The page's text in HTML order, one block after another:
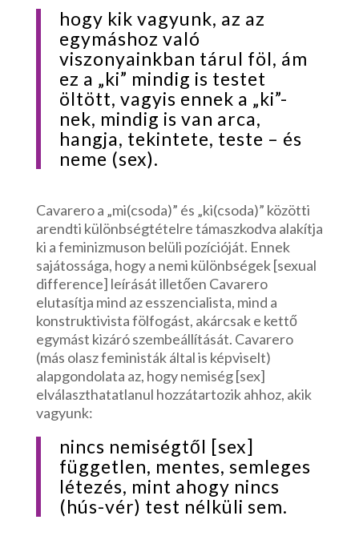
hogy kik vagyunk, az az
egymáshoz való
viszonyainkban tárul föl, ám
ez a „ki” mindig is testet
öltött, vagyis ennek a „ki”-
nek, mindig is van arca,
hangja, tekintete, teste – és
neme (sex).
Cavarero a „mi(csoda)” és „ki(csoda)” közötti
arendti különbségtételre támaszkodva alakítja
ki a feminizmuson belüli pozícióját. Ennek
sajátossága, hogy a nemi különbségek [sexual
difference] leírását illetően Cavarero
elutasítja mind az esszencialista, mind a
konstruktivista fölfogást, akárcsak e kettő
egymást kizáró szembeállítását. Cavarero
(más olasz feministák által is képviselt)
alapgondolata az, hogy nemiség [sex]
elválaszthatatlanul hozzátartozik ahhoz, akik
vagyunk:
nincs nemiségtől [sex]
független, mentes, semleges
létezés, mint ahogy nincs
(hús-vér) test nélküli sem.